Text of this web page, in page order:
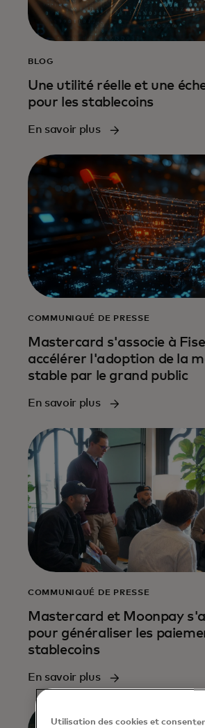
BLOG
Une utilité réelle et une
pour les stablecoins
En savoir plus
COMMUNIQUÉ DE PRESSE
Mastercard s'associe à
accélérer l'adoption de la
stable par le grand public
En savoir plus
COMMUNIQUÉ DE PRESSE
Mastercard et Moonpay
pour généraliser les
stablecoins
En savoir plus
Utilisation des cookies et